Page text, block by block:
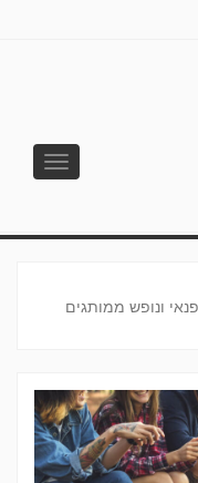
Toggle
ונופש ממותגים